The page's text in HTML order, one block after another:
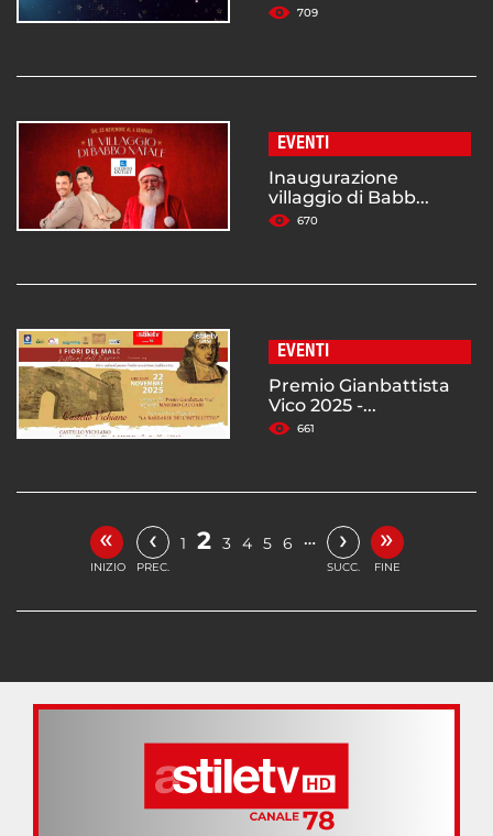
709
EVENTI
Inaugurazione
villaggio di Babb...
670
EVENTI
Premio Gianbattista
Vico 2025 -...
661
«
INIZIO
‹
PREC.
1 2 3 4 5 6 … ›
SUCC.
»
FINE